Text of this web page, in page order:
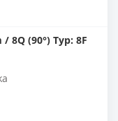
8Q (90°) Typ: 8F